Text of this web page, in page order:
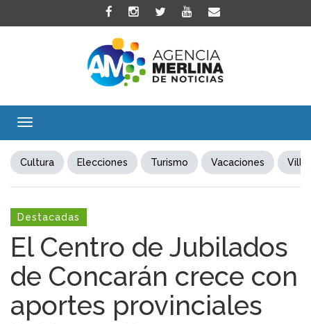
Toggle
Cultura Elecciones Turismo Vacaciones Villa
Destacadas
El Centro de Jubilados
de Concarán crece con
aportes provinciales